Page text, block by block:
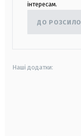
інтересам.
ДО
Наші додатки: